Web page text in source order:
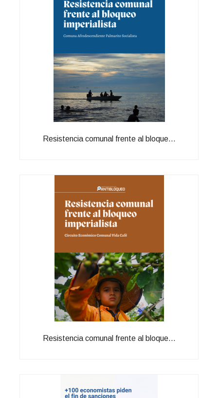
Resistencia comunal frente al bloque...
Resistencia comunal frente al bloque...